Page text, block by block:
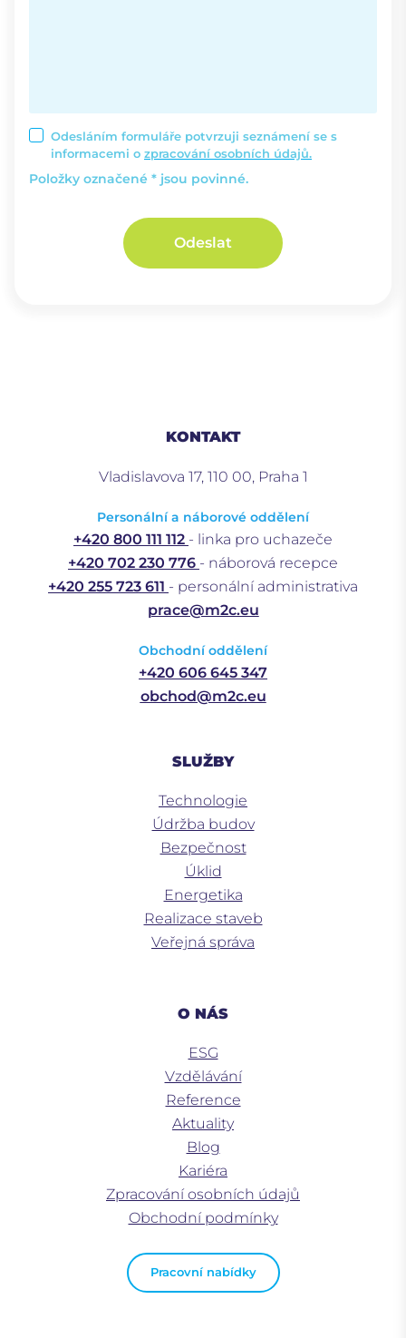
Odesláním formuláře potvrzuji seznámení se s
informacemi o zpracování osobních údajů.
Položky označené * jsou povinné.
Odeslat
KONTAKT
Vladislavova 17, 110 00, Praha 1
Personální a náborové oddělení
+420 800 111 112 - linka pro uchazeče
+420 702 230 776 - náborová recepce
+420 255 723 611 - personální administrativa
prace@m2c.eu
Obchodní oddělení
+420 606 645 347
obchod@m2c.eu
SLUŽBY
Technologie
Údržba budov
Bezpečnost
Úklid
Energetika
Realizace staveb
Veřejná správa
O NÁS
ESG
Vzdělávání
Reference
Aktuality
Blog
Kariéra
Zpracování osobních údajů
Obchodní podmínky
Pracovní nabídky